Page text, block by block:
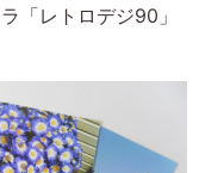
「レトロデジ90」